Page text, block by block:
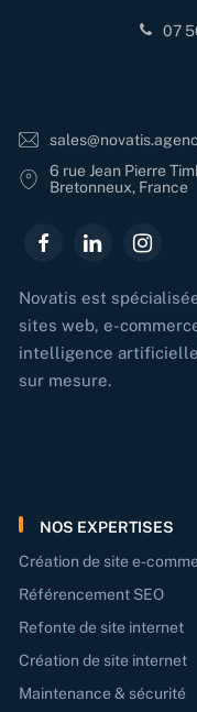
Novatis est
sites web, e-
intelligence
sur mesure.
07
6 rue Jean Pierre
Bretonneux, France
NOS EXPERTISES
Création de site e-
Référencement SEO
Refonte de site internet
Création de site internet
Maintenance & sécurité